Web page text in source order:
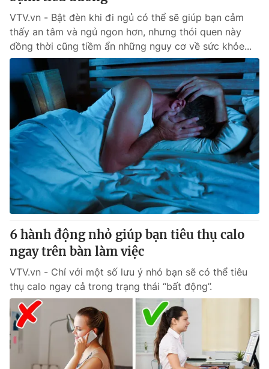
VTV.vn - Bật đèn khi đi ngủ có thể sẽ giúp bạn cảm
thấy an tâm và ngủ ngon hơn, nhưng thói quen này
đồng thời cũng tiềm ẩn những nguy cơ về sức khỏe...
6 hành động nhỏ giúp bạn tiêu thụ calo
ngay trên bàn làm việc
VTV.vn - Chỉ với một số lưu ý nhỏ bạn sẽ có thể tiêu
thụ calo ngay cả trong trạng thái “bất động”.